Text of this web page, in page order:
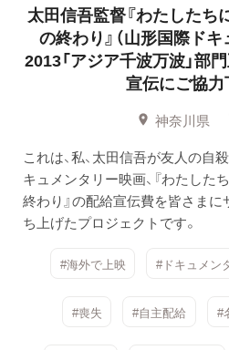
太田信吾監督『わたした
の終わり』（山形国際ド
2013「アジア千波万波」部
宣伝にご協力
神奈川県
これは、私、太田信吾が友人の自
キュメンタリー映画、『わたした
終わり』の配給宣伝費を皆さま
ち上げたプロジェクトです。
#海外で上映 #ドキュメン
#喪失 #自主配給 #